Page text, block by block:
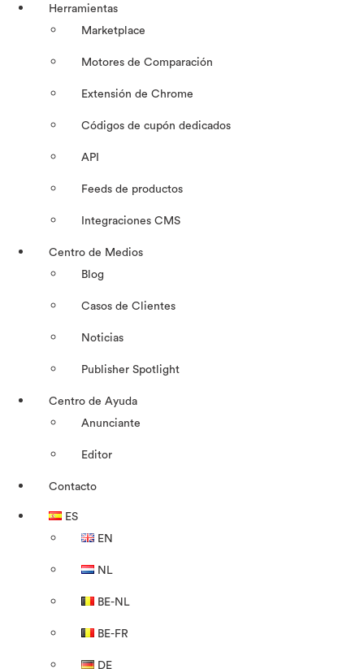
Herramientas
Marketplace
Motores de Comparación
Extensión de Chrome
Códigos de cupón dedicados
API
Feeds de productos
Integraciones CMS
Centro de Medios
Blog
Casos de Clientes
Noticias
Publisher Spotlight
Centro de Ayuda
Anunciante
Editor
Contacto
ES
EN
NL
BE-NL
BE-FR
DE